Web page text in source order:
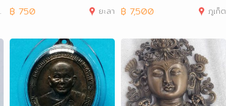
฿ 750 ยะลา ฿ 7,500 ภูเก็ต